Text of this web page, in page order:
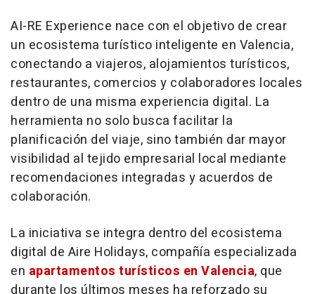
AI-RE Experience nace con el objetivo de crear
un ecosistema turístico inteligente en Valencia,
conectando a viajeros, alojamientos turísticos,
restaurantes, comercios y colaboradores locales
dentro de una misma experiencia digital. La
herramienta no solo busca facilitar la
planificación del viaje, sino también dar mayor
visibilidad al tejido empresarial local mediante
recomendaciones integradas y acuerdos de
colaboración.
La iniciativa se integra dentro del ecosistema
digital de Aire Holidays, compañía especializada
en apartamentos turísticos en Valencia, que
durante los últimos meses ha reforzado su